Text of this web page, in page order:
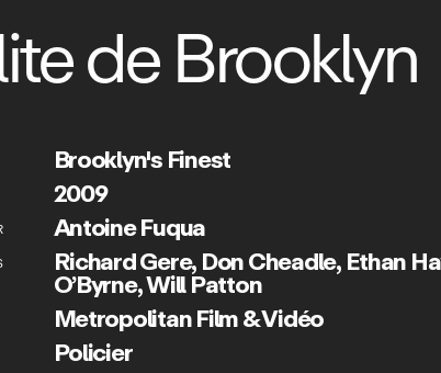
de Brooklyn
Brooklyn's Finest
2009
Antoine Fuqua
Richard Gere,Don Cheadle,Ethan
O’Byrne,Will Patton
Metropolitan Film & Vidéo
Policier